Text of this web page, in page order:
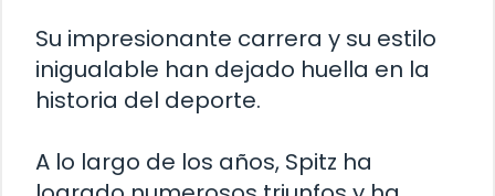
Su impresionante carrera y su estilo
inigualable han dejado huella en la
historia del deporte.
A lo largo de los años, Spitz ha